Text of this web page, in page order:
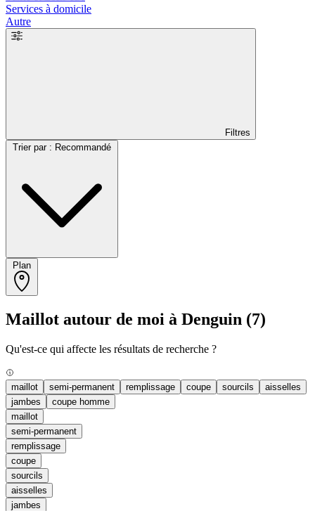
Services à domicile
Autre
Filtres
Maillot autour de moi à Denguin (7)
Qu'est-ce qui affecte les résultats de recherche ?
maillot semi-permanent remplissage coupe sourcils
aisselles
jambes
coupe homme
maillot
semi-permanent
remplissage
coupe
sourcils
aisselles
jambes